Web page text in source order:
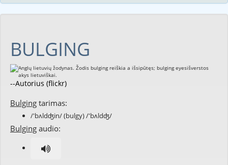
BULGING
--Autorius (flickr)
Bulging tarimas:
/'bʌldʤin/ (bulgy) /'bʌldʤ/
Bulging audio: